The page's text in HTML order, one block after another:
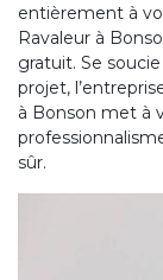
entièrement à
Ravaleur à
gratuit. Se
projet,
à Bonson met à
sûr.